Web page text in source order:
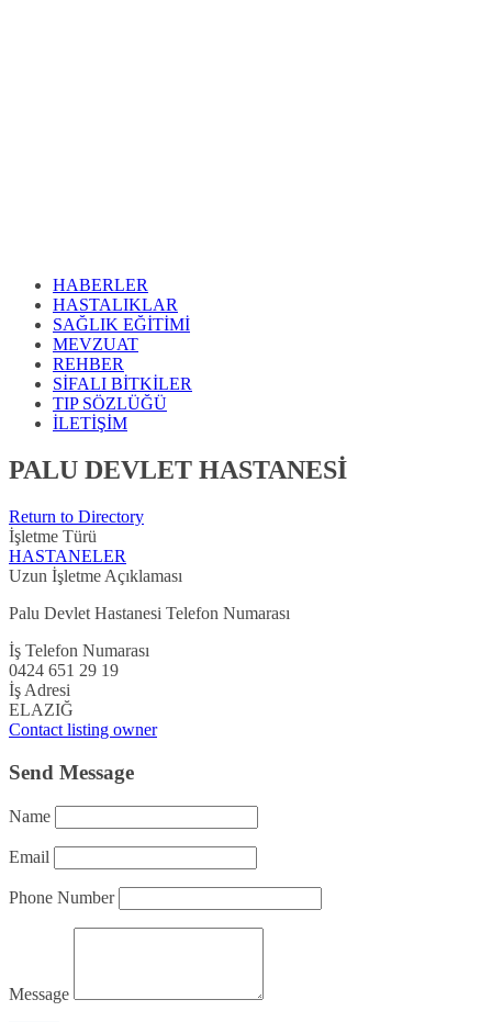
HABERLER
HASTALIKLAR
SAĞLIK EĞİTİMİ
MEVZUAT
REHBER
SİFALI BİTKİLER
TIP SÖZLÜĞÜ
İLETİŞİM
PALU DEVLET HASTANESİ
Return to Directory
İşletme Türü
HASTANELER
Uzun İşletme Açıklaması
Palu Devlet Hastanesi Telefon Numarası
İş Telefon Numarası
0424 651 29 19
İş Adresi
ELAZIĞ
Contact listing owner
Send Message
Name
Email
Phone Number
Message